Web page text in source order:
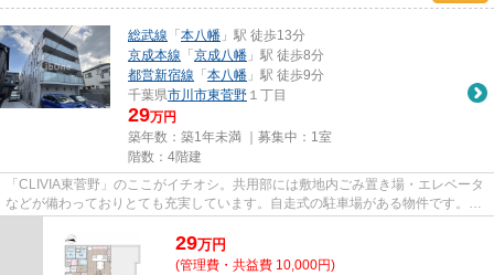
総武線 「 本八幡 」駅 徒歩13分
京成本線 「 京成八幡 」駅 徒歩8分
都営新宿線 「 本八幡 」駅 徒歩9分
千葉県市川市東菅野 １丁目
29万円
築年数：築1年未満 ｜募集中： 1室
階数：4階建
「CLIVIA東菅野」のここがイチオシ。共用部には敷地内ごみ置き場・エレベータ
などが備わっておりとても充実しています。自走式の駐車場がある物件です。こ
29万円
(管理費・共益費 10,000円)